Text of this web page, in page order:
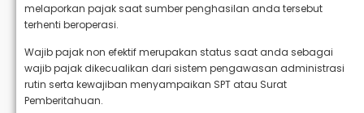
melaporkan pajak saat sumber penghasilan anda tersebut
terhenti beroperasi.
Wajib pajak non efektif merupakan status saat anda sebagai
wajib pajak dikecualikan dari sistem pengawasan administrasi
rutin serta kewajiban menyampaikan SPT atau Surat
Pemberitahuan.